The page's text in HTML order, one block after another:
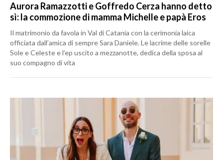
Aurora Ramazzotti e Goffredo Cerza hanno detto
sì: la commozione di mamma Michelle e papà Eros
Il matrimonio da favola in Val di Catania con la cerimonia laica
officiata dall’amica di sempre Sara Daniele. Le lacrime delle sorelle
Sole e Celeste e l’ep uscito a mezzanotte, dedica della sposa al
suo compagno di vita